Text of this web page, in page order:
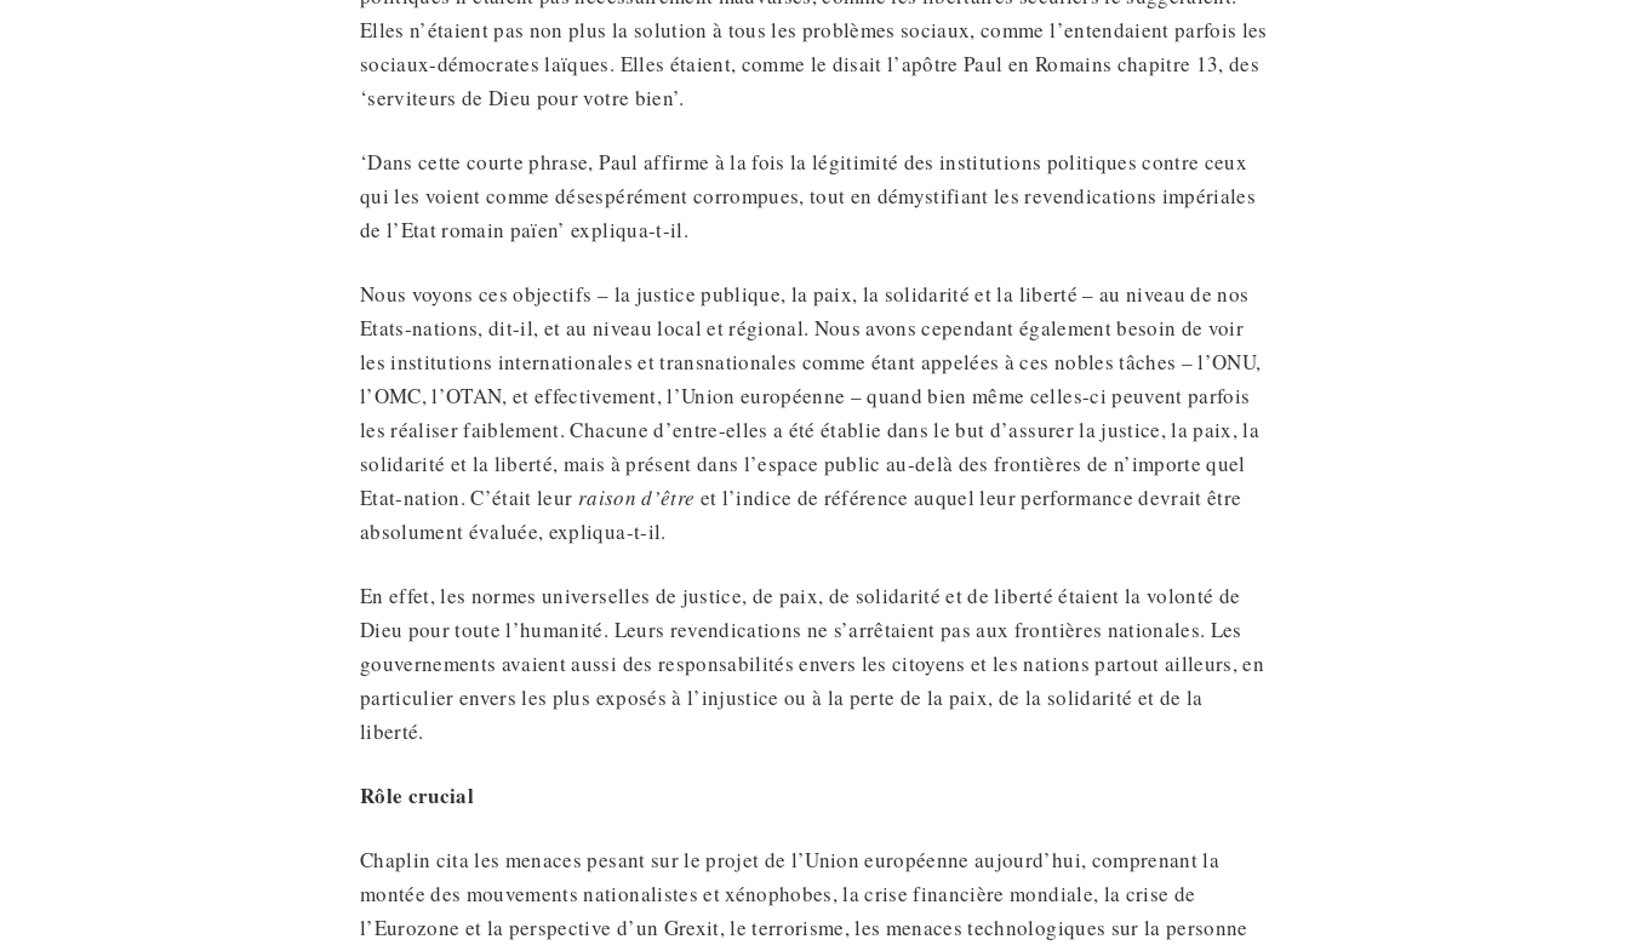
Elles n’étaient pas non plus la solution à tous les problèmes sociaux, comme l’entendaient parfois les
sociaux-démocrates laïques. Elles étaient, comme le disait l’apôtre Paul en Romains chapitre 13, des
‘serviteurs de Dieu pour votre bien’.
‘Dans cette courte phrase, Paul affirme à la fois la légitimité des institutions politiques contre ceux
qui les voient comme désespérément corrompues, tout en démystifiant les revendications impériales
de l’Etat romain païen’ expliqua-t-il.
Nous voyons ces objectifs – la justice publique, la paix, la solidarité et la liberté – au niveau de nos
Etats-nations, dit-il, et au niveau local et régional. Nous avons cependant également besoin de voir
les institutions internationales et transnationales comme étant appelées à ces nobles tâches – l’ONU,
l’OMC, l’OTAN, et effectivement, l’Union européenne – quand bien même celles-ci peuvent parfois
les réaliser faiblement. Chacune d’entre-elles a été établie dans le but d’assurer la justice, la paix, la
solidarité et la liberté, mais à présent dans l’espace public au-delà des frontières de n’importe quel
Etat-nation. C’était leur raison d’être et l’indice de référence auquel leur performance devrait être
absolument évaluée, expliqua-t-il.
En effet, les normes universelles de justice, de paix, de solidarité et de liberté étaient la volonté de
Dieu pour toute l’humanité. Leurs revendications ne s’arrêtaient pas aux frontières nationales. Les
gouvernements avaient aussi des responsabilités envers les citoyens et les nations partout ailleurs, en
particulier envers les plus exposés à l’injustice ou à la perte de la paix, de la solidarité et de la
liberté.
Rôle crucial
Chaplin cita les menaces pesant sur le projet de l’Union européenne aujourd’hui, comprenant la
montée des mouvements nationalistes et xénophobes, la crise financière mondiale, la crise de
l’Eurozone et la perspective d’un Grexit, le terrorisme, les menaces technologiques sur la personne